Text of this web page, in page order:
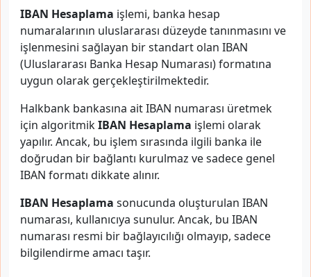
IBAN Hesaplama işlemi, banka hesap
numaralarının uluslararası düzeyde tanınmasını ve
işlenmesini sağlayan bir standart olan IBAN
(Uluslararası Banka Hesap Numarası) formatına
uygun olarak gerçekleştirilmektedir.
Halkbank bankasına ait IBAN numarası üretmek
için algoritmikIBAN Hesaplama işlemi olarak
yapılır. Ancak, bu işlem sırasında ilgili banka ile
doğrudan bir bağlantı kurulmaz ve sadece genel
IBAN formatı dikkate alınır.
IBAN Hesaplama sonucunda oluşturulan IBAN
numarası, kullanıcıya sunulur. Ancak, bu IBAN
numarası resmi bir bağlayıcılığı olmayıp, sadece
bilgilendirme amacı taşır.